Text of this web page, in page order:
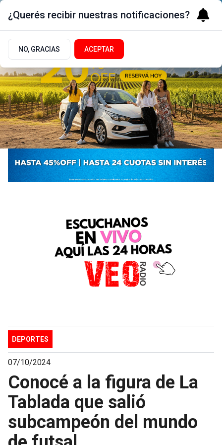
DEPORTES
07/10/2024
Conocé a la figura de La
Tablada que salió
subcampeón del mundo
¿Querés recibir nuestras notificaciones?
NO, GRACIAS ACEPTAR